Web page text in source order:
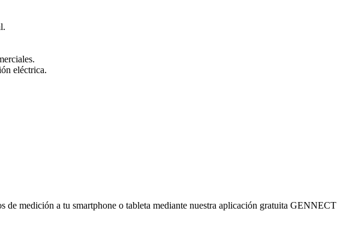
eléctrica.
de medición a tu smartphone o tableta mediante nuestra aplicación gratuita